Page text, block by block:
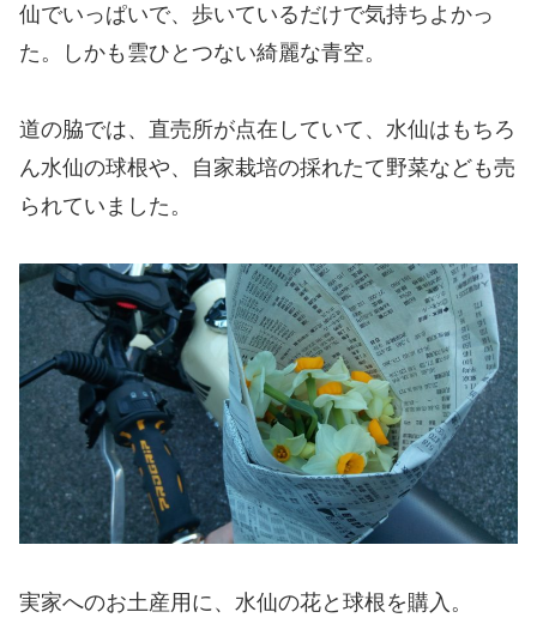
仙でいっぱいで、歩いているだけで気持ちよかっ
た。しかも雲ひとつない綺麗な青空。
道の脇では、直売所が点在していて、水仙はもちろ
ん水仙の球根や、自家栽培の採れたて野菜なども売
られていました。
実家へのお土産用に、水仙の花と球根を購入。